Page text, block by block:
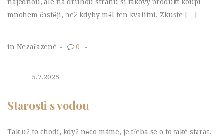
najednou, ale na druhou stranu si takový produkt koupí
mnohem častěji, než kdyby měl ten kvalitní. Zkuste […]
in Nezařazené - 0 -
5.7.2025
Starosti s vodou
Tak už to chodí, když něco máme, je třeba se o to také starat.